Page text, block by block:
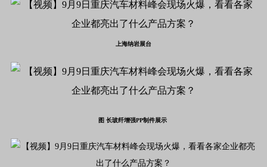
上海纳岩展台
图 长玻纤增强PP制件展示